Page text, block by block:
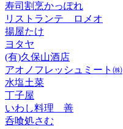
寿司割烹かっぽれ
リストランテ ロメオ
揚屋たけ
ヨタヤ
(有)久保山酒店
アオノフレッシュミート㈱
水塩土菜
丁子屋
いわし料理 善
呑喰処さむ